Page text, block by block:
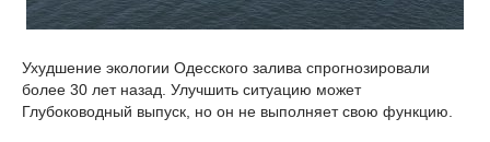
Ухудшение экологии Одесского залива спрогнозировали
более 30 лет назад. Улучшить ситуацию может
Глубоководный выпуск, но он не выполняет свою функцию.